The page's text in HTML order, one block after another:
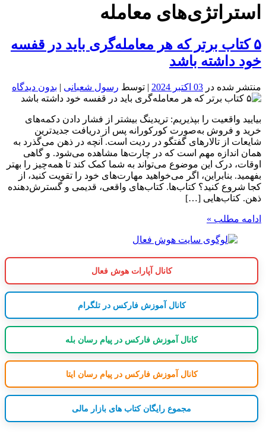
معامله
برتر که هر معامله‌گری باید در قفسه
باشد
در03 اکتبر 2024 | توسطرسول شعبانی| بدون دیدگاه
را بپذیریم: تریدینگ بیشتر از فشار دادن دکمه‌های
به‌صورت کورکورانه پس از دریافت جدیدترین
تالارهای گفتگو در ردیت است. آنچه در ذهن می‌گذرد به
مهم است که در چارت‌ها مشاهده می‌شود. و گاهی
این موضوع می‌تواند به شما کمک کند تا همه‌چیز را بهتر
اگر می‌خواهید مهارت‌های خود را تقویت کنید، از
کنید؟ کتاب‌ها. کتاب‌های واقعی، قدیمی و گسترش‌دهنده
[…]
»
کانال آپارات هوش فعال
کانال آموزش فارکس در تلگرام
کانال آموزش فارکس در پیام رسان بله
کانال آموزش فارکس در پیام رسان ایتا
مجموع رایگان کتاب های بازار مالی